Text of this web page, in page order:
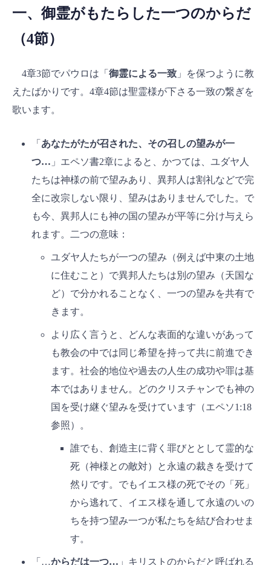
一、御霊がもたらした一つのからだ
（4節）
4章3節でパウロは「 御霊による一致 」を保つように教
えたばかりです。4章4節は聖霊様が下さる一致の繋ぎを
歌います。
「 あなたがたが召された、その召しの望みが一
つ… 」エペソ書2章によると、かつては、ユダヤ人
たちは神様の前で望みあり、異邦人は割礼などで完
全に改宗しない限り、望みはありませんでした。で
も今、異邦人にも神の国の望みが平等に分け与えら
れます。二つの意味：
ユダヤ人たちが一つの望み（例えば中東の土地
に住むこと）で異邦人たちは別の望み（天国な
ど）で分かれることなく、一つの望みを共有で
きます。
より広く言うと、どんな表面的な違いがあって
も教会の中では同じ希望を持って共に前進でき
ます。社会的地位や過去の人生の成功や罪は基
本ではありません。どのクリスチャンでも神の
国を受け継ぐ望みを受けています（エペソ1:18
参照）。
誰でも、創造主に背く罪びととして霊的な
死（神様との敵対）と永遠の裁きを受けて
然りです。でもイエス様の死でその「死」
から逃れて、イエス様を通して永遠のいの
ちを持つ望み一つが私たちを結び合わせま
す。
「…からだは一つ… 」キリストのからだと呼ばれる